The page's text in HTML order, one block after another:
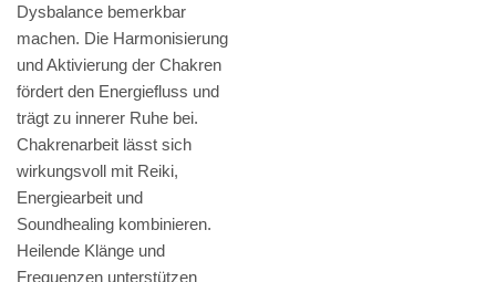
Dysbalance bemerkbar
machen. Die Harmonisierung
und Aktivierung der Chakren
fördert den Energiefluss und
trägt zu innerer Ruhe bei.
Chakrenarbeit lässt sich
wirkungsvoll mit Reiki,
Energiearbeit und
Soundhealing kombinieren.
Heilende Klänge und
Frequenzen unterstützen